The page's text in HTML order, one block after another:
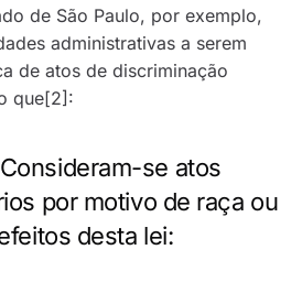
de São Paulo, por exemplo,
administrativas a serem
de atos de discriminação
que[2]:
Consideram-se atos
por motivo de raça ou
desta lei: